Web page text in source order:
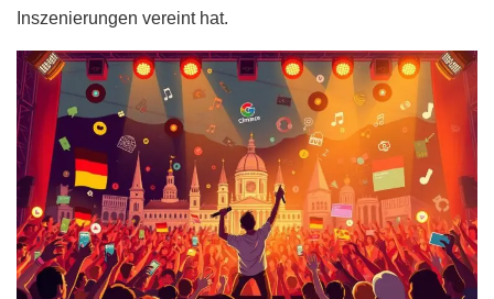
Inszenierungen vereint hat.